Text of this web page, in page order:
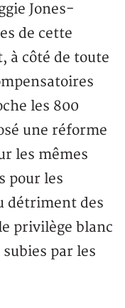
Jones-
de cette
à côté de toute
les 800
une réforme
les mêmes
pour les
détriment des
privilège blanc
par les